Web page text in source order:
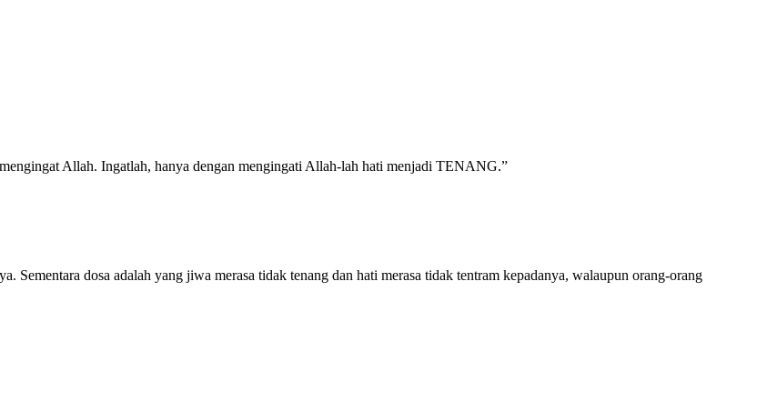
Allah. Ingatlah, hanya dengan mengingati Allah-lah hati menjadi TENANG.”
Sementara dosa adalah yang jiwa merasa tidak tenang dan hati merasa tidak tentram kepadanya, walaupun orang-orang